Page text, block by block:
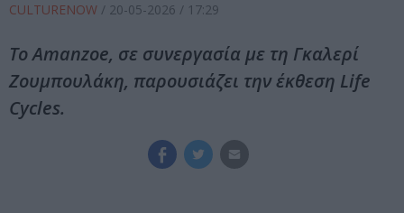
CULTURENOW / 20-05-2026 / 17:29
Το Amanzoe, σε συνεργασία με τη Γκαλερί
Ζουμπουλάκη, παρουσιάζει την έκθεση Life
Cycles.